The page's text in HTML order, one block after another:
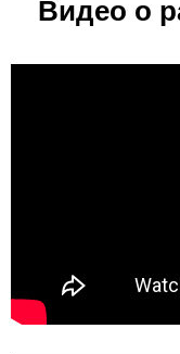
Видео о